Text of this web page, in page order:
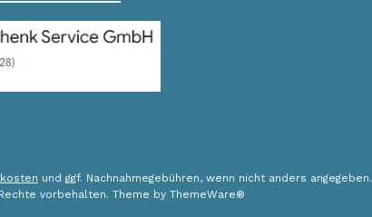
und ggf. Nachnahmegebühren, wenn nicht anders angegeben.
vorbehalten. Theme by ThemeWare®